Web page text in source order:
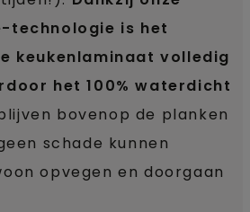
technologie is het
keukenlaminaat volledig
het 100% waterdicht
bovenop de planken
schade kunnen
opvegen en doorgaan